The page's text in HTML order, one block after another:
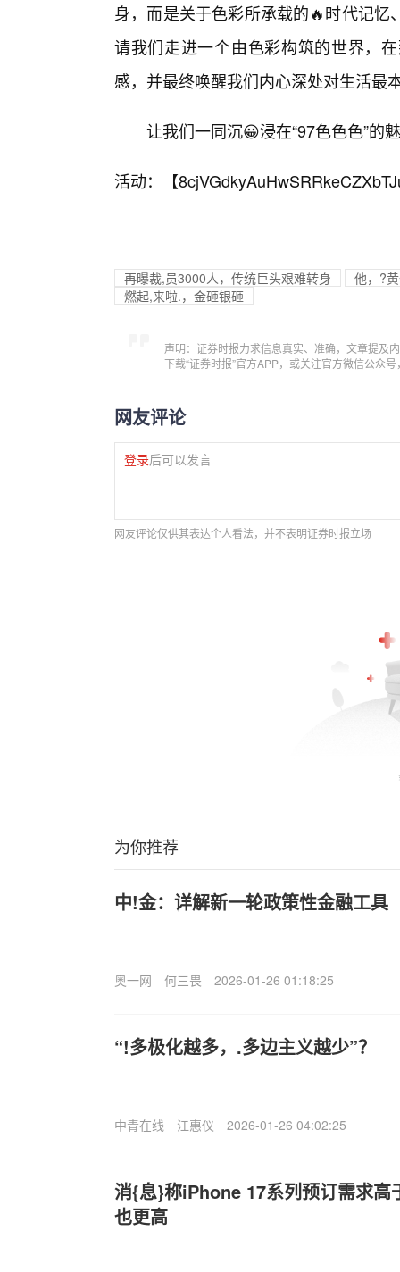
身，而是关于色彩所承载的🔥时代记
请我们走进一个由色彩构筑的世界，
感，并最终唤醒我们内心深处对生活最
让我们一同沉😀浸在“97色色色”的
活动：【
再曝裁,员3000人，传统巨头艰难转身
他，?
燃起,来啦.，金砸银砸
声明：证券时报力求信息真实、准确，文章提及
下载“证券时报”官方APP，或关注官方微信公众
网友评论
登录后可以发言
网友评论仅供其表达个人看法，并不表明证券时报立场
为你推荐
中!金：详解新一轮政策性金融工具
奥一网 何三畏 2026-01-26 01:18:25
“!多极化越多，.多边主义越少”？
中青在线 江惠仪 2026-01-26 04:02:25
消{息}称iPhone 17系列预订需求高
也更高